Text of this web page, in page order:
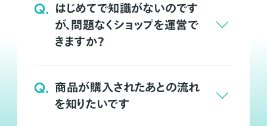
Q. はじめてで知識がないのです
が、問題なくショップを運営で
きますか？
Q. 商品が購入されたあとの流れ
を知りたいです